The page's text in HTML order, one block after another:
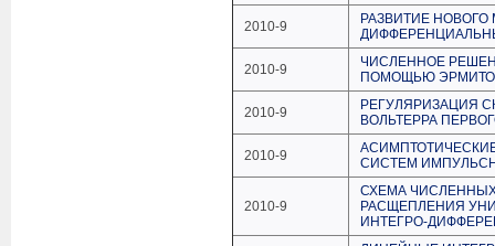
2010-9
РАЗВИТИЕ
2010-9
ЧИСЛЕННОЕ
ПОМОЩЬЮ
2010-9
РЕГУЛЯРИЗАЦИЯ
ВОЛЬТЕРРА
2010-9
СИСТЕМ
2010-9
СХЕМА
РАСЩЕПЛЕНИЯ
ИНТЕГРО-